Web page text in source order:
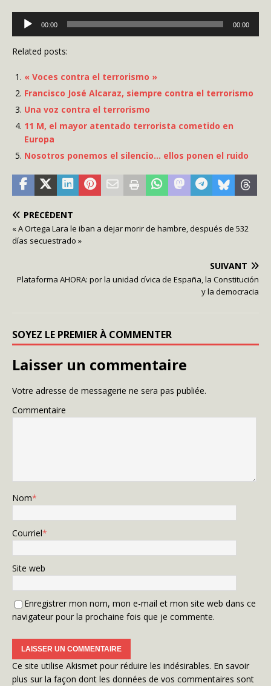
Lecteur
audio
00:00 00:00
Related posts:
« Voces contra el terrorismo »
Francisco José Alcaraz, siempre contra el terrorismo
Una voz contra el terrorismo
11 M, el mayor atentado terrorista cometido en
Europa
Nosotros ponemos el silencio… ellos ponen el ruido
PRÉCÉDENT
« A Ortega Lara le iban a dejar morir de hambre, después de 532
días secuestrado »
SUIVANT
Plataforma AHORA: por la unidad cívica de España, la Constitución
y la democracia
SOYEZ LE PREMIER À COMMENTER
Laisser un commentaire
Votre adresse de messagerie ne sera pas publiée.
Commentaire
Nom*
Courriel*
Site web
Enregistrer mon nom, mon e-mail et mon site web dans ce
navigateur pour la prochaine fois que je commente.
Ce site utilise Akismet pour réduire les indésirables. En savoir
plus sur la façon dont les données de vos commentaires sont